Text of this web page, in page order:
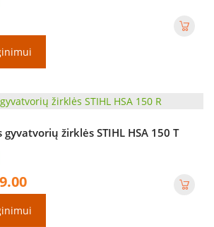
žirklės STIHL HSA 150 T
€699.00
through